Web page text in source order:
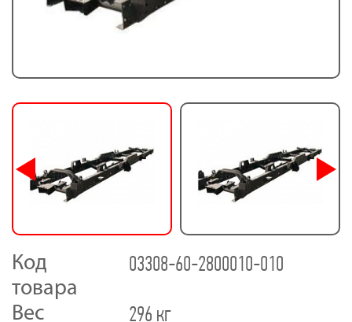
Код
товара
03308-60-2800010-010
Вес 296 кг